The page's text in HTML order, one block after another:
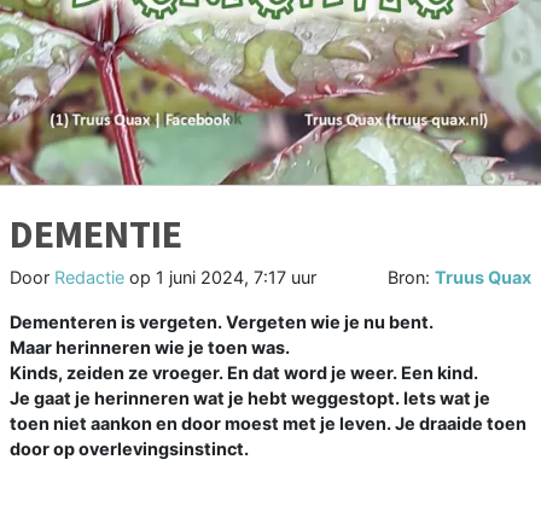
DEMENTIE
Door Redactie op 1 juni 2024, 7:17 uur Bron: Truus Quax
Dementeren is vergeten. Vergeten wie je nu bent.
Maar herinneren wie je toen was.
Kinds, zeiden ze vroeger. En dat word je weer. Een kind.
Je gaat je herinneren wat je hebt weggestopt. Iets wat je
toen niet aankon en door moest met je leven. Je draaide toen
door op overlevingsinstinct.